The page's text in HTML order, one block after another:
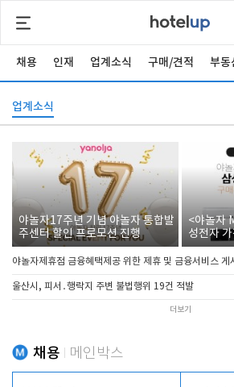
채용 인재 업계소식 구매/견적 부동
업계소식
야놀자17주년 기념 야놀자 통합발
주센터 할인 프로모션 진행
<야놀자
성전자
야놀자제휴점 금융혜택제공 위한 제휴 및 금융서비스 게
울산시, 피서․행락지 주변 불법행위 19건 적발
더보기
채용 메인박스